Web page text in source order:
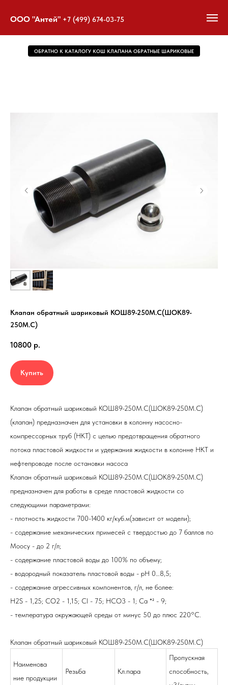
ООО "Антей" +7 (499) 674-03-75
ОБРАТНО К КАТАЛОГУ КОШ КЛАПАНА ОБРАТНЫЕ ШАРИКОВЫЕ
Клапан обратный шариковый КОШ89-250М.С(ШОК89-
250М.С)
10800 р.
Купить
Клапан обратный шариковый КОШ89-250М.С(ШОК89-250М.С)
(клапан) предназначен для установки в колонну насосно-
компрессорных труб (НКТ) с целью предотвращения обратного
потока пластовой жидкости и удержания жидкости в колонне НКТ и
нефтепроводе после остановки насоса
Клапан обратный шариковый КОШ89-250М.С(ШОК89-250М.С)
предназначен для работы в среде пластовой жидкости со
следующими параметрами:
- плотность жидкости 700-1400 кг/куб.м(зависит от модели);
- содержание механических примесей с твердостью до 7 баллов по
Моосу - до 2 г/л;
- содержание пластовой воды до 100% по объему;
- водородный показатель пластовой воды - рН 0…8,5;
- содержание агрессивных компонентов, г/л, не более:
H2S - 1,25; CO2 - 1,15; Cl - 75; HCO3 - 1; Ca ⁺² - 9;
- температура окружающей среды от минус 50 до плюс 220°С.
Клапан обратный шариковый КОШ89-250М.С(ШОК89-250М.С)
Наименова
ние продукции
Резьба Кл.пара
Пропускная
способность,